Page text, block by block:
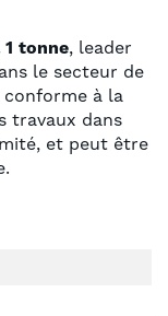
tonne, leader
le secteur de
à la
travaux dans
et peut être